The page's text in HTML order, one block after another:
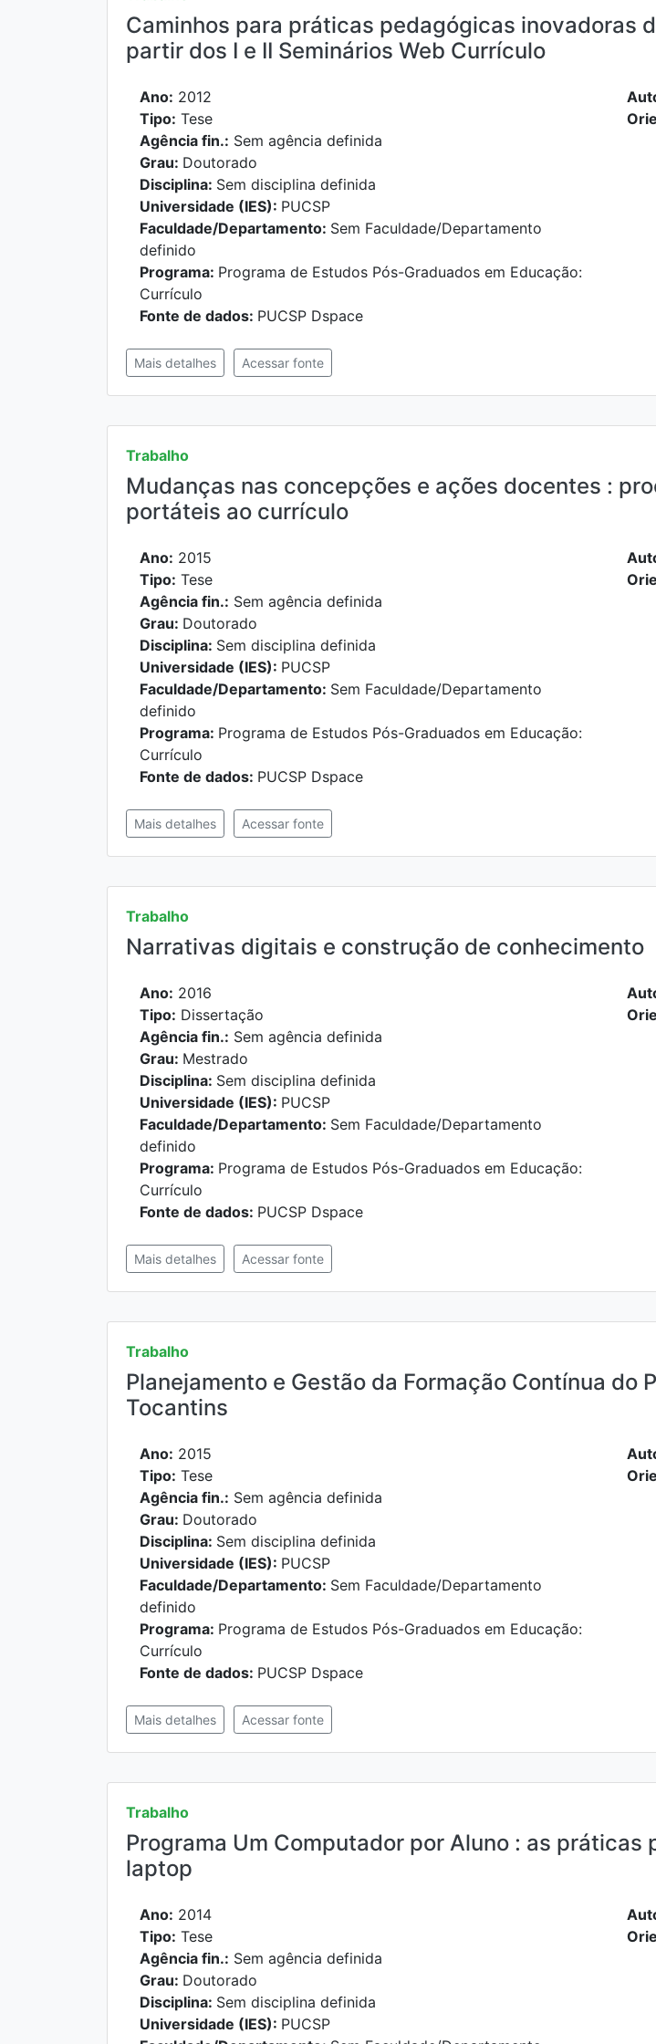
Caminhos para práticas pedagógicas inovadoras
partir dos I e II Seminários Web Currículo
Ano: 2012
Tipo: Tese
Agência fin.: Sem agência definida
Grau: Doutorado
Disciplina: Sem disciplina definida
Universidade (IES): PUCSP
Faculdade/Departamento: Sem Faculdade/Departamento
definido
Programa: Programa de Estudos Pós-Graduados em Educação:
Currículo
Fonte de dados: PUCSP Dspace
Mais detalhes Acessar fonte
Trabalho
Mudanças nas concepções e ações docentes :
portáteis ao currículo
Ano: 2015
Tipo: Tese
Agência fin.: Sem agência definida
Grau: Doutorado
Disciplina: Sem disciplina definida
Universidade (IES): PUCSP
Faculdade/Departamento: Sem Faculdade/Departamento
definido
Programa: Programa de Estudos Pós-Graduados em Educação:
Currículo
Fonte de dados: PUCSP Dspace
Mais detalhes Acessar fonte
Trabalho
Narrativas digitais e construção de conhecimento
Ano: 2016
Tipo: Dissertação
Agência fin.: Sem agência definida
Grau: Mestrado
Disciplina: Sem disciplina definida
Universidade (IES): PUCSP
Faculdade/Departamento: Sem Faculdade/Departamento
definido
Programa: Programa de Estudos Pós-Graduados em Educação:
Currículo
Fonte de dados: PUCSP Dspace
Mais detalhes Acessar fonte
Trabalho
Planejamento e Gestão da Formação Contínua
Tocantins
Ano: 2015
Tipo: Tese
Agência fin.: Sem agência definida
Grau: Doutorado
Disciplina: Sem disciplina definida
Universidade (IES): PUCSP
Faculdade/Departamento: Sem Faculdade/Departamento
definido
Programa: Programa de Estudos Pós-Graduados em Educação:
Currículo
Fonte de dados: PUCSP Dspace
Mais detalhes Acessar fonte
Trabalho
Programa Um Computador por Aluno : as
laptop
Ano: 2014
Tipo: Tese
Agência fin.: Sem agência definida
Grau: Doutorado
Disciplina: Sem disciplina definida
Universidade (IES): PUCSP